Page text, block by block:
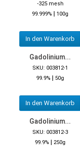
-325 mesh
99.999% | 100g
In den Warenkorb
Gadolinium...
SKU: 003812-1
99.9% | 50g
In den Warenkorb
Gadolinium...
SKU: 003812-3
99.9% | 250g